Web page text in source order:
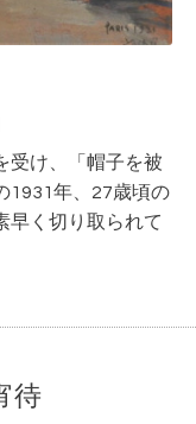
受け、「帽子を被
1931年、27歳頃の
早く切り取られて
待